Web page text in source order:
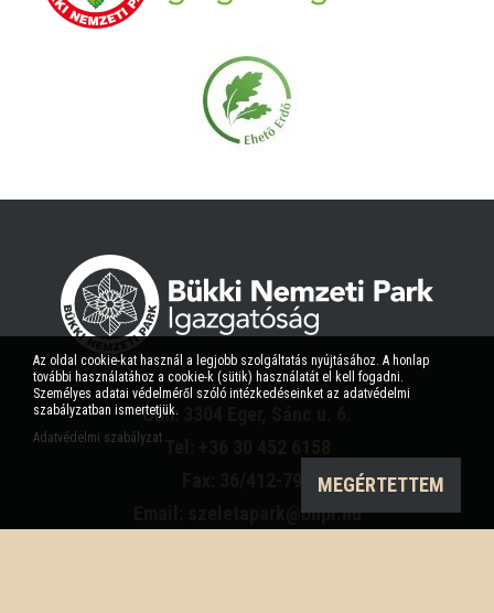
Cím: 3304 Eger, Sánc u. 6.
Email: szeletapark@bnpi.hu
Az oldal cookie-kat használ a legjobb szolgáltatás nyújtásához. A honlap
további használatához a cookie-k (sütik) használatát el kell fogadni.
Személyes adatai védelméről szóló intézkedéseinket az adatvédelmi
szabályzatban ismertetjük.
Adatvédelmi szabályzat
MEGÉRTETTEM